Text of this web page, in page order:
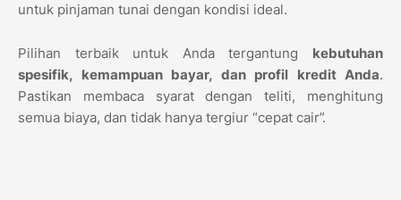
untuk pinjaman tunai dengan kondisi ideal.
Pilihan terbaik untuk Anda tergantung kebutuhan
spesifik, kemampuan bayar, dan profil kredit Anda.
Pastikan membaca syarat dengan teliti, menghitung
semua biaya, dan tidak hanya tergiur “cepat cair”.